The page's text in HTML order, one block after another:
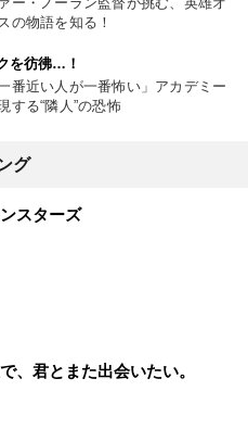
の物語を知る！
を彷彿…！
番近い人が一番怖い」アカデミー
する“隣人”の恐怖
グ
スターズ
、君とまた出会いたい。